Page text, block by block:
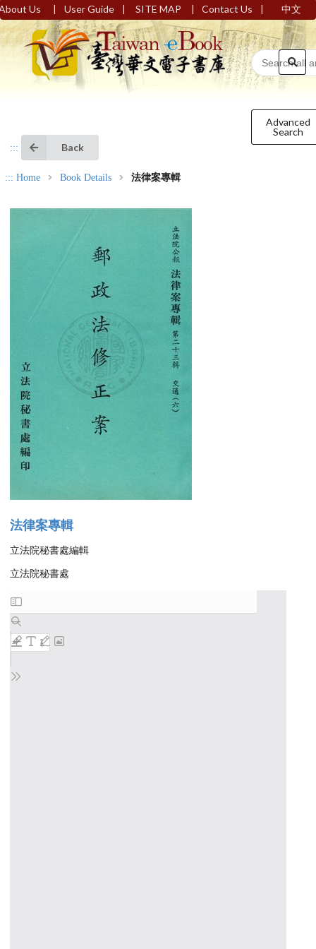
Us | User Guide | SITE MAP | Contact Us | 中文
Advanced
Search
::: Back
::: Home Book Details 法律案專輯
法律案專輯
立法院秘書處編輯
立法院秘書處